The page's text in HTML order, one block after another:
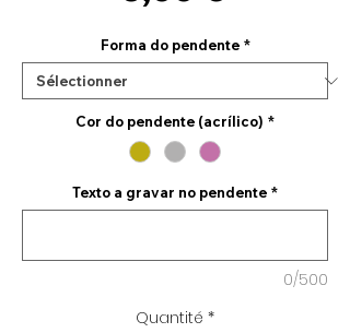
Forma do pendente *
Cor do pendente (acrílico) *
Texto a gravar no pendente *
0/500
Quantité *